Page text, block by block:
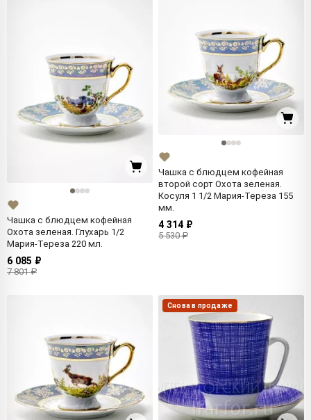
Чашка с блюдцем кофейная
Охота зеленая. Глухарь 1/2
Мария-Тереза 220 мл.
6 085 ₽
7 801 ₽
Чашка с блюдцем кофейная
второй сорт Охота зеленая.
Косуля 1 1/2 Мария-Тереза 155
мм.
4 314 ₽
5 530 ₽
Снова в продаже